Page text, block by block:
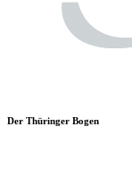
Der Thüringer Bogen